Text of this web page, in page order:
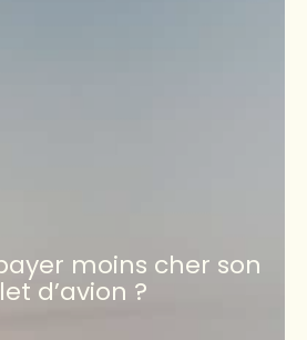
moins cher son
d’avion ?